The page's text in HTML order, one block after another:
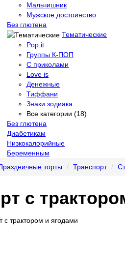
Мальчишник
Мужское достоинство
Без глютена
Тематические
Pop it
Группы К-ПОП
С приколами
Love is
Денежные
Тиффани
Знаки зодиака
Все категории (18)
Без глютена
Диабетикам
Низкокалорийные
Беременным
торты Транспорт
с